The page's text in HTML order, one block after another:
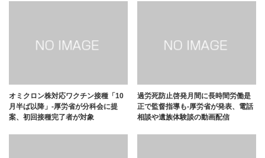
オミクロン株対応ワクチン接種「10
月半ば以降」-厚労省が分科会に提
案、初回接種完了者が対象
過労死防止啓発月間に長時間労働是
正で監督指導も-厚労省が発表、電話
相談や遺族体験談の動画配信